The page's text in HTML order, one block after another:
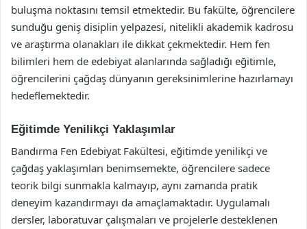
buluşma noktasını temsil etmektedir. Bu fakülte, öğrencilere
sunduğu geniş disiplin yelpazesi, nitelikli akademik kadrosu
ve araştırma olanakları ile dikkat çekmektedir. Hem fen
bilimleri hem de edebiyat alanlarında sağladığı eğitimle,
öğrencilerini çağdaş dünyanın gereksinimlerine hazırlamayı
hedeflemektedir.
Eğitimde Yenilikçi Yaklaşımlar
Bandırma Fen Edebiyat Fakültesi, eğitimde yenilikçi ve
çağdaş yaklaşımları benimsemekte, öğrencilere sadece
teorik bilgi sunmakla kalmayıp, aynı zamanda pratik
deneyim kazandırmayı da amaçlamaktadır. Uygulamalı
dersler, laboratuvar çalışmaları ve projelerle desteklenen